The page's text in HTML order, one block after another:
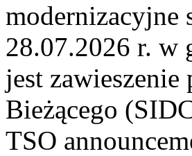
modernizacyjne
28.07.2026 r. w
jest zawieszenie
Bieżącego
TSO